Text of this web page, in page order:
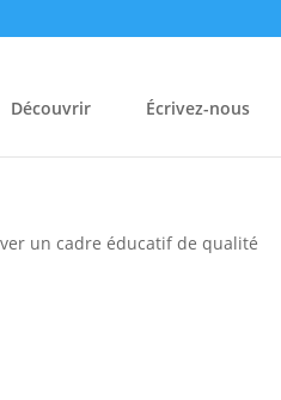
Découvrir Écrivez-nous
un cadre éducatif de qualité